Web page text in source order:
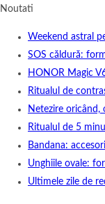
Noutati
Weekend astral
SOS căldură:
HONOR Magic
Ritualul de
Netezire
Ritualul de 5
Bandana:
Unghiile ovale:
Ultimele zile de